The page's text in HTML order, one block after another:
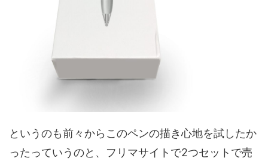
というのも前々からこのペンの描き心地を試したか
ったっていうのと、フリマサイトで2つセットで売